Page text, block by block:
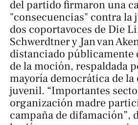
del partido firmaron una
"consecuencias" contra la
dos coportavoces de Die
Schwerdtner y Jan van
distanciado públicamente
de la moción, respaldada
mayoría democrática de
juvenil. “Importantes
organización madre
campaña de difamación”,